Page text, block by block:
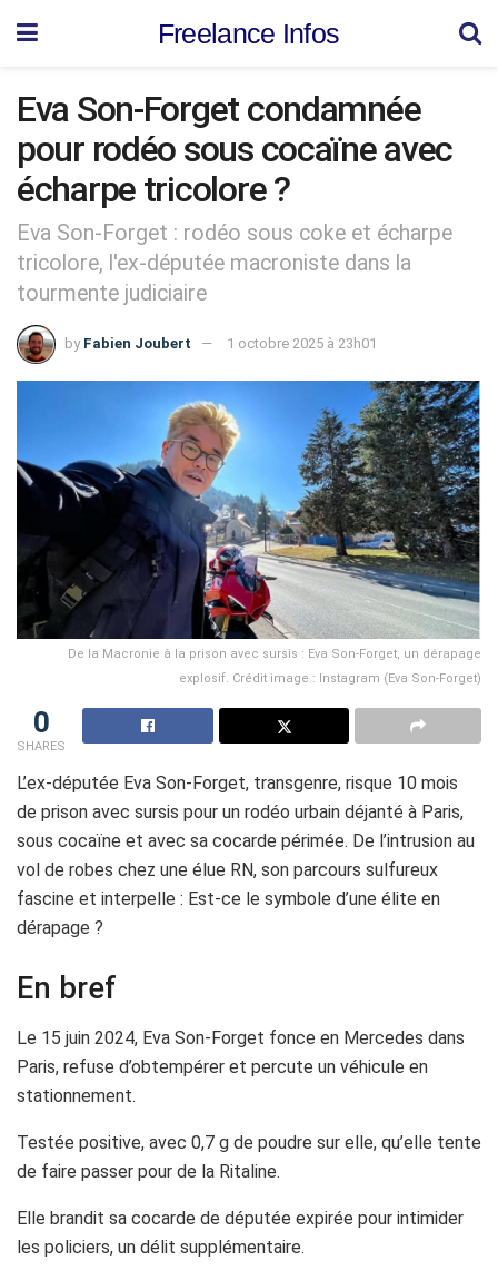
Freelance Infos
Eva Son-Forget condamnée
pour rodéo sous cocaïne avec
écharpe tricolore ?
Eva Son-Forget : rodéo sous coke et écharpe
tricolore, l'ex-députée macroniste dans la
tourmente judiciaire
by Fabien Joubert 1 octobre 2025 à 23h01
De la Macronie à la prison avec sursis : Eva Son-Forget, un dérapage
explosif. Crédit image : Instagram (Eva Son-Forget)
0
SHARES
L’ex-députée Eva Son-Forget, transgenre, risque 10 mois
de prison avec sursis pour un rodéo urbain déjanté à Paris,
sous cocaïne et avec sa cocarde périmée. De l’intrusion au
vol de robes chez une élue RN, son parcours sulfureux
fascine et interpelle : Est-ce le symbole d’une élite en
dérapage ?
En bref
Le 15 juin 2024, Eva Son-Forget fonce en Mercedes dans
Paris, refuse d’obtempérer et percute un véhicule en
stationnement.
Testée positive, avec 0,7 g de poudre sur elle, qu’elle tente
de faire passer pour de la Ritaline.
Elle brandit sa cocarde de députée expirée pour intimider
les policiers, un délit supplémentaire.